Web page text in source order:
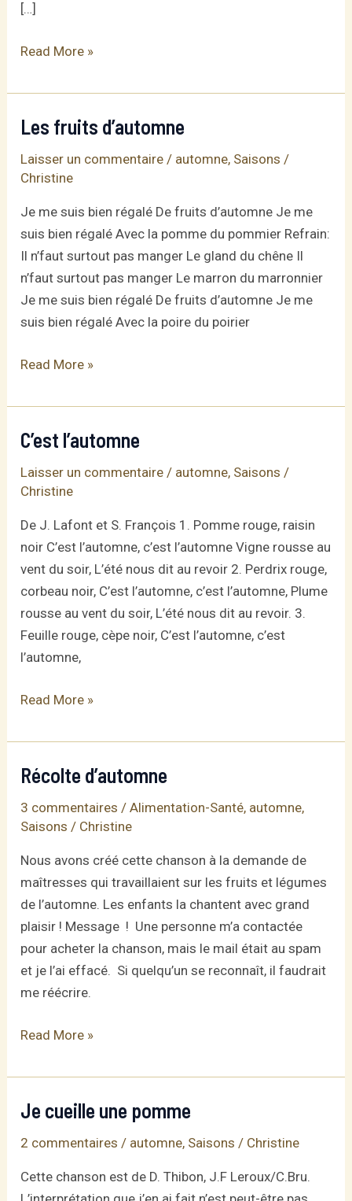
[…]
Pomme
Read More »
Les fruits d’automne
Laisser un commentaire / automne, Saisons /
Christine
Je me suis bien régalé De fruits d’automne Je me
suis bien régalé Avec la pomme du pommier Refrain:
Il n’faut surtout pas manger Le gland du chêne Il
n’faut surtout pas manger Le marron du marronnier
Je me suis bien régalé De fruits d’automne Je me
suis bien régalé Avec la poire du poirier
Les
d’automne
Read More »
C’est l’automne
Laisser un commentaire / automne, Saisons /
Christine
De J. Lafont et S. François 1. Pomme rouge, raisin
noir C’est l’automne, c’est l’automne Vigne rousse au
vent du soir, L’été nous dit au revoir 2. Perdrix rouge,
corbeau noir, C’est l’automne, c’est l’automne, Plume
rousse au vent du soir, L’été nous dit au revoir. 3.
Feuille rouge, cèpe noir, C’est l’automne, c’est
l’automne,
C’est
Read More »
Récolte d’automne
3 commentaires /Alimentation-Santé, automne,
Saisons / Christine
Nous avons créé cette chanson à la demande de
maîtresses qui travaillaient sur les fruits et légumes
de l’automne. Les enfants la chantent avec grand
plaisir ! Message ! Une personne m’a contactée
pour acheter la chanson, mais le mail était au spam
et je l’ai effacé. Si quelqu’un se reconnaît, il faudrait
me réécrire.
Récolte
Read More »
Je cueille une pomme
2 commentaires / automne, Saisons / Christine
Cette chanson est de D. Thibon, J.F Leroux/C.Bru.